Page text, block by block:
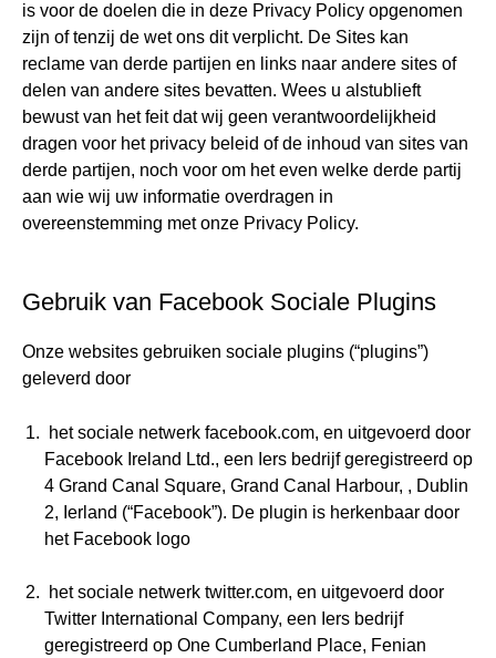
is voor de doelen die in deze Privacy Policy opgenomen
zijn of tenzij de wet ons dit verplicht. De Sites kan
reclame van derde partijen en links naar andere sites of
delen van andere sites bevatten. Wees u alstublieft
bewust van het feit dat wij geen verantwoordelijkheid
dragen voor het privacy beleid of de inhoud van sites van
derde partijen, noch voor om het even welke derde partij
aan wie wij uw informatie overdragen in
overeenstemming met onze Privacy Policy.
Gebruik van Facebook Sociale Plugins
Onze websites gebruiken sociale plugins (“plugins”)
geleverd door
het sociale netwerk facebook.com, en uitgevoerd door
Facebook Ireland Ltd., een Iers bedrijf geregistreerd op
4 Grand Canal Square, Grand Canal Harbour, , Dublin
2, Ierland (“Facebook”). De plugin is herkenbaar door
het Facebook logo
het sociale netwerk twitter.com, en uitgevoerd door
Twitter International Company, een Iers bedrijf
geregistreerd op One Cumberland Place, Fenian